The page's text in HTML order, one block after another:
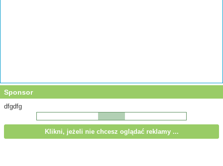
Sponsor
dfgdfg
Klikni, jeżeli nie chcesz oglądać reklamy ...